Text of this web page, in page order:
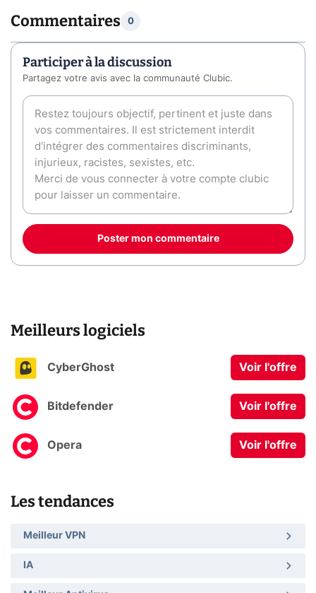
Commentaires 0
Participer à la discussion
Partagez votre avis avec la communauté Clubic.
Poster mon commentaire
Meilleurs logiciels
CyberGhost Voir l'offre
Bitdefender Voir l'offre
Opera Voir l'offre
Les tendances
Meilleur VPN
IA